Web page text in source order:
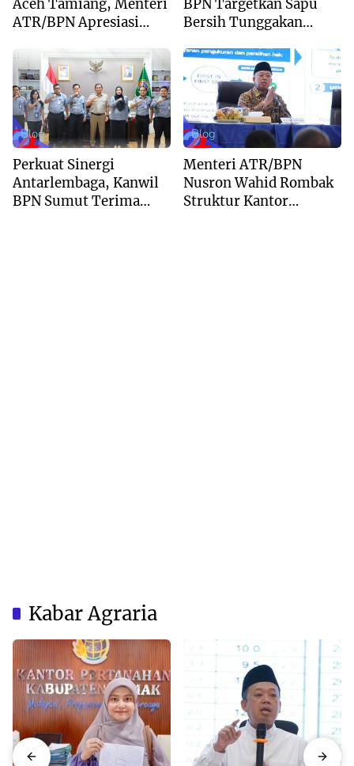
Aceh Tamiang, Menteri
ATR/BPN Apresiasi
Buddha Tzu Chi dan
Aguan
BPN Targetkan Sapu
Bersih Tunggakan
Kepastian Waktu
Layanan
Blog
Perkuat Sinergi
Antarlembaga, Kanwil
BPN Sumut Terima
Blog
Menteri ATR/BPN
Nusron Wahid Rombak
Struktur Kantor
Kabar Agraria